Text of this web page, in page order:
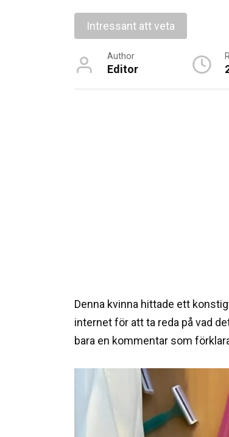
Intressant att veta
Author
Editor
Denna kvinna hittade ett
internet för att ta reda på vad
bara en kommentar som